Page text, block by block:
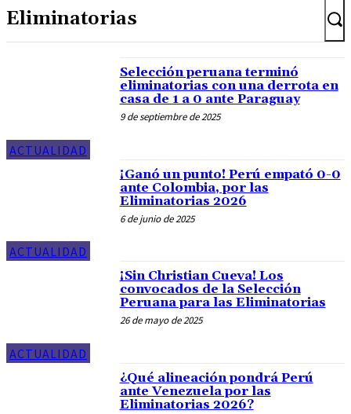
ACTUALIDAD
Selección peruana terminó
eliminatorias con una derrota en
casa de 1 a 0 ante Paraguay
9 de septiembre de 2025
ACTUALIDAD
¡Ganó un punto! Perú empató 0-0
ante Colombia, por las
Eliminatorias 2026
6 de junio de 2025
ACTUALIDAD
¡Sin Christian Cueva! Los
convocados de la Selección
Peruana para las Eliminatorias
26 de mayo de 2025
¿Qué alineación pondrá Perú
ante Venezuela por las
Eliminatorias 2026?